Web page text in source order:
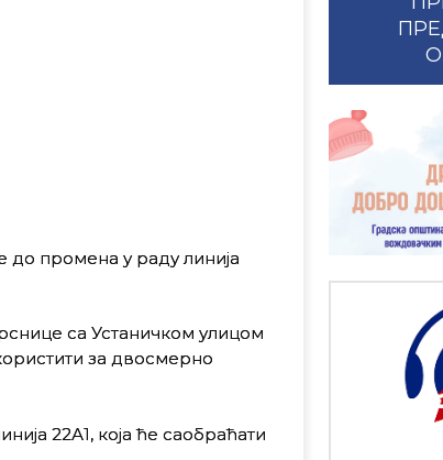
до промена у раду линија
са Устаничком улицом
за двосмерно
22А1, која ће саобраћати